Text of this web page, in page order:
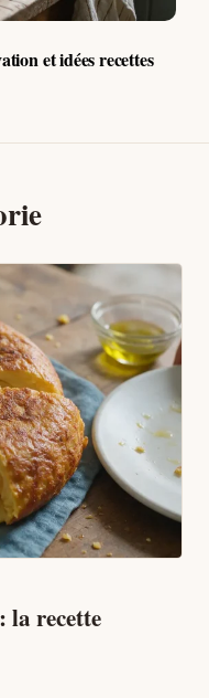
et idées recettes
la recette